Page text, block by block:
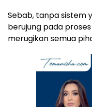
Sebab, tanpa sistem
berujung pada
merugikan semua